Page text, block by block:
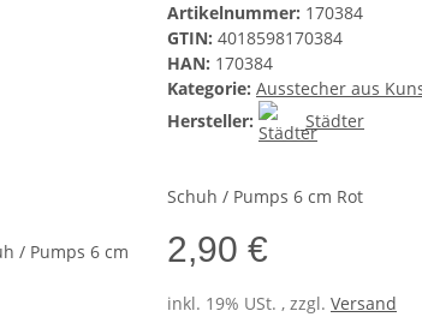
Artikelnummer: 170384
GTIN: 4018598170384
HAN: 170384
Kategorie: Ausstecher aus
Hersteller:
Städter
Schuh / Pumps 6 cm Rot
2,90 €
inkl. 19% USt. , zzgl. Versand